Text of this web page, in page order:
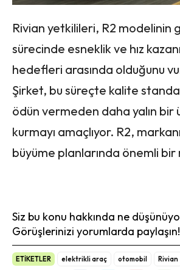
Rivian yetkilileri, R2 modelinin
sürecinde esneklik ve hız
hedefleri arasında olduğunu
Şirket, bu süreçte kalite
ödün vermeden daha yalın bir
kurmayı amaçlıyor. R2,
büyüme planlarında önemli
Siz bu konu hakkında ne
Görüşlerinizi yorumlarda paylaşın!
ETİKETLER elektrikli araç otomobil Rivian